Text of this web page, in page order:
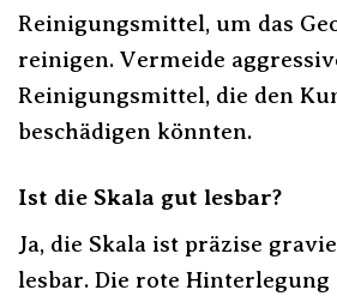
Reinigungsmittel, um das
reinigen. Vermeide
Reinigungsmittel, die den
beschädigen könnten.
Ist die Skala gut lesbar?
Ja, die Skala ist präzise
lesbar. Die rote